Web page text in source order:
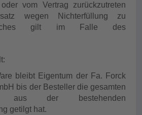
vom Vertrag zurückzutreten
wegen Nichterfüllung zu
gilt im Falle des
bleibt Eigentum der Fa. Forck
bis der Besteller die gesamten
aus der bestehenden
getilgt hat.